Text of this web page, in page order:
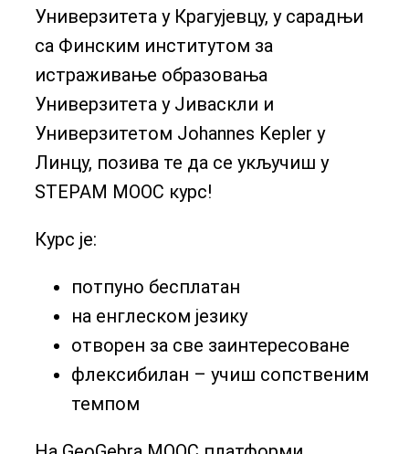
Универзитета у Крагујевцу, у сарадњи
са Финским институтом за
истраживање образовања
Универзитета у Јиваскли и
Универзитетом Johannes Kepler у
Линцу, позива те да се укључиш у
STEPAM MOOC курс!
Курс је:
потпуно бесплатан
на енглеском језику
отворен за све заинтересоване
флексибилан – учиш сопственим
темпом